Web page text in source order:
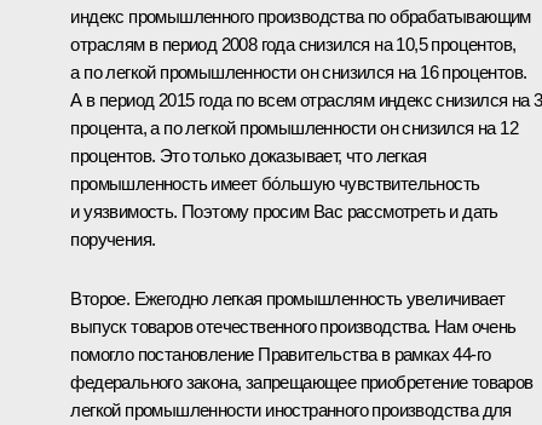
индекс промышленного производства по обрабатывающим
отраслям в период 2008 года снизился на 10,5 процентов,
а по легкой промышленности он снизился на 16 процентов.
А в период 2015 года по всем отраслям индекс снизился на
процента, а по легкой промышленности он снизился на 12
процентов. Это только доказывает, что легкая
промышленность имеет бо́льшую чувствительность
и уязвимость. Поэтому просим Вас рассмотреть и дать
поручения.
Второе. Ежегодно легкая промышленность увеличивает
выпуск товаров отечественного производства. Нам очень
помогло постановление Правительства в рамках 44-го
федерального закона, запрещающее приобретение товаров
легкой промышленности иностранного производства для